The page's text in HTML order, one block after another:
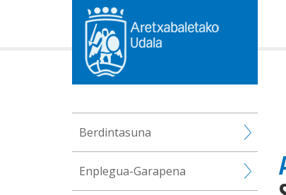
Berdintasuna
Enplegua-Garapena